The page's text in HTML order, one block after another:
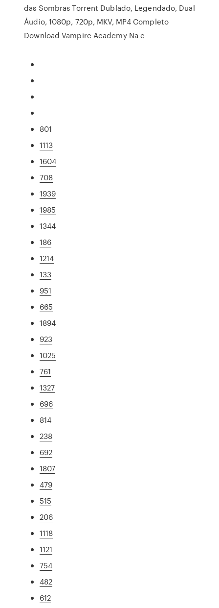
das Sombras Torrent Dublado, Legendado, Dual
Áudio, 1080p, 720p, MKV, MP4 Completo
Download Vampire Academy Na e
801
1113
1604
708
1939
1985
1344
186
1214
133
951
665
1894
923
1025
761
1327
696
814
238
692
1807
479
515
206
1118
1121
754
482
612